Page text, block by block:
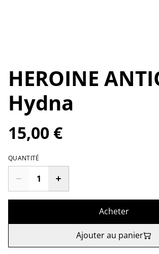
HEROINE
Hydna
15,00 €
QUANTITÉ
Acheter
Ajouter au panier